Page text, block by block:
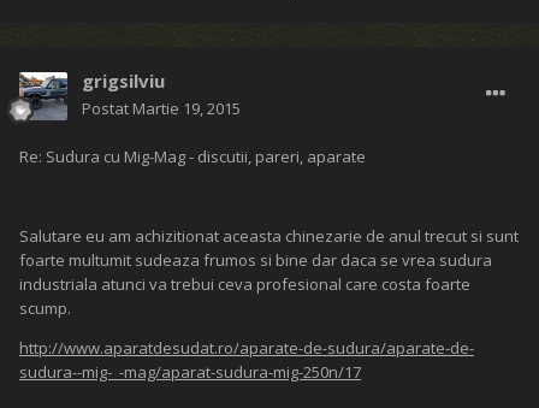
grigsilviu
Postat Martie 19, 2015
Re: Sudura cu Mig-Mag - discutii, pareri, aparate
Salutare eu am achizitionat aceasta chinezarie de anul trecut si sunt
foarte multumit sudeaza frumos si bine dar daca se vrea sudura
industriala atunci va trebui ceva profesional care costa foarte
scump.
http://www.aparatdesudat.ro/aparate-de-sudura/aparate-de-
sudura--mig-_-mag/aparat-sudura-mig-250n/17